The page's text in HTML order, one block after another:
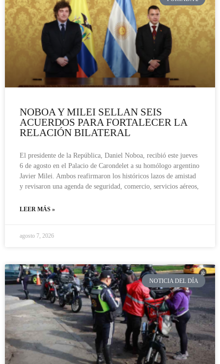
NOBOA Y MILEI SELLAN SEIS
ACUERDOS PARA FORTALECER LA
RELACIÓN BILATERAL
El presidente de la República, Daniel Noboa, recibió este jueves
6 de agosto en el Palacio de Carondelet a su homólogo argentino
Javier Milei. Ambos reafirmaron los históricos lazos de amistad
y revisaron una agenda de seguridad, comercio, servicios aéreos,
LEER MÁS »
agosto 7, 2026
NOTICIA DEL DÍA